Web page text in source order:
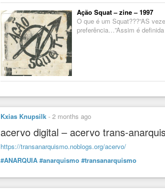
Ação Squat – zine – 1997
O que é um Squat???”AS
preferência…”Assim é
Kxias Knupsilk - 2 months ago
acervo digital – acervo trans-
https://transanarquismo.noblogs.org/acervo/
#ANARQUIA #anarquismo #transanarquismo